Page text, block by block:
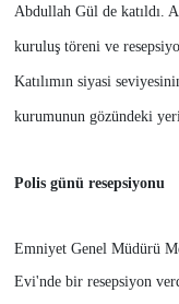
Abdullah Gül de katıldı.
kuruluş töreni ve
Katılımın siyasi
kurumunun gözündeki
Polis günü resepsiyonu
Emniyet Genel Müdürü
Evi'nde bir resepsiyon